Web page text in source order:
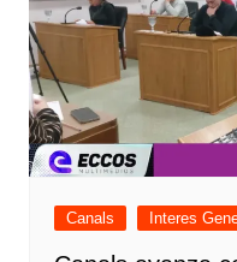
Canals Interes